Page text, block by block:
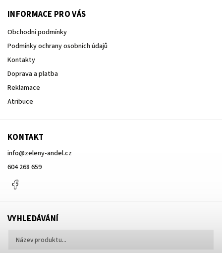
INFORMACE PRO VÁS
Obchodní podmínky
Podmínky ochrany osobních údajů
Kontakty
Doprava a platba
Reklamace
Atribuce
KONTAKT
info@zeleny-andel.cz
604 268 659
VYHLEDÁVÁNÍ